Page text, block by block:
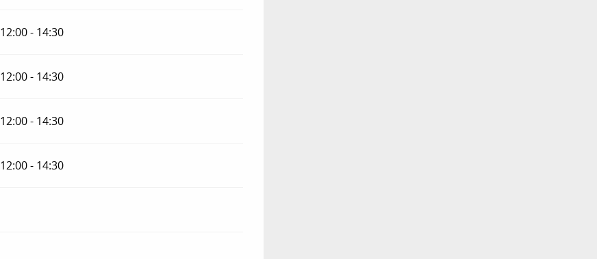
12:00 - 14:30
12:00 - 14:30
12:00 - 14:30
12:00 - 14:30